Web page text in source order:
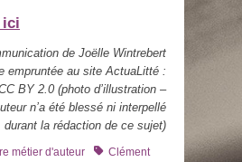
ici
de Joëlle Wintrebert
empruntée au site ActuaLitté :
BY 2.0 (photo d’illustration –
n’a été blessé ni interpellé
durant la rédaction de ce sujet)
métier d'auteur TagsClément